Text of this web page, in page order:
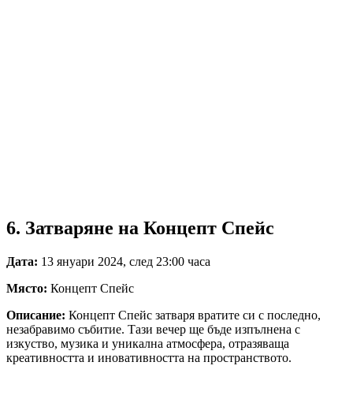
6. Затваряне на Концепт Спейс
Дата: 13 януари 2024, след 23:00 часа
Място: Концепт Спейс
Описание: Концепт Спейс затваря вратите си с последно,
незабравимо събитие. Тази вечер ще бъде изпълнена с
изкуство, музика и уникална атмосфера, отразяваща
креативността и иновативността на пространството.